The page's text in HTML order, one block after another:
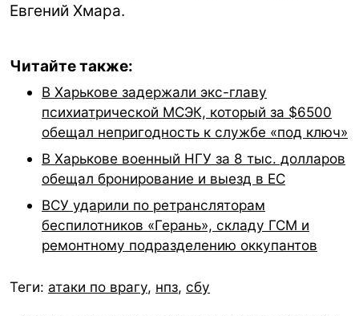
Евгений Хмара.
Читайте также:
В Харькове задержали экс-главу
психиатрической МСЭК, который за $6500
обещал непригодность к службе «под ключ»
В Харькове военный НГУ за 8 тыс. долларов
обещал бронирование и выезд в ЕС
ВСУ ударили по ретрансляторам
беспилотников «Герань», складу ГСМ и
ремонтному подразделению оккупантов
Теги: атаки по врагу, нпз, сбу